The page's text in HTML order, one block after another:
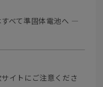
べて準固体電池へ ―
イトにご注意くださ